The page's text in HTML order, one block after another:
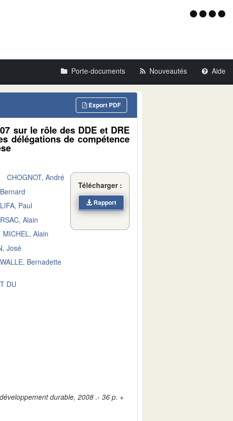
Menu
Porte-documents Nouveautés Aide
Export PDF
sur le rôle des DDE et DRE
délégations de compétence
CHOGNOT, André
Paul
Alain
MICHEL, Alain
José
Bernadette
DU
Télécharger :
Rapport
durable, 2008 .- 36 p. +